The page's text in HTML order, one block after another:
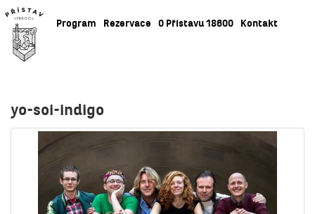
Program Rezervace O Přístavu 18600 Kontakt
yo-soi-indigo